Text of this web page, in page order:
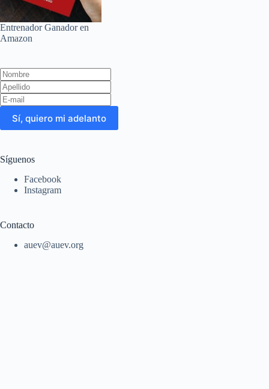
Entrenador Ganador en
Amazon
Leave
this
field
blank
Sí, quiero mi adelanto
Síguenos
Facebook
Instagram
Contacto
auev@auev.org